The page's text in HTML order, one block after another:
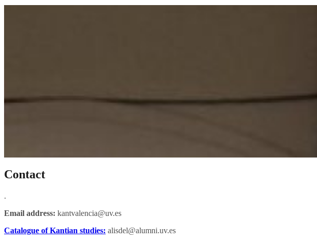
Contact
.
Email address: kantvalencia@uv.es
Catalogue of Kantian studies: alisdel@alumni.uv.es